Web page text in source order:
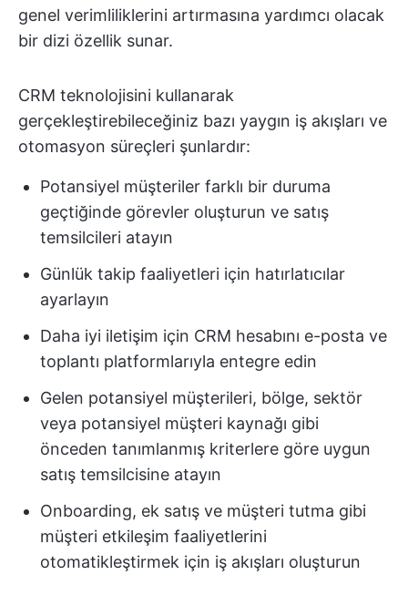
genel verimliliklerini artırmasına yardımcı olacak
bir dizi özellik sunar.
CRM teknolojisini kullanarak
gerçekleştirebileceğiniz bazı yaygın iş akışları ve
otomasyon süreçleri şunlardır:
Potansiyel müşteriler farklı bir duruma
geçtiğinde görevler oluşturun ve satış
temsilcileri atayın
Günlük takip faaliyetleri için hatırlatıcılar
ayarlayın
Daha iyi iletişim için CRM hesabını e-posta ve
toplantı platformlarıyla entegre edin
Gelen potansiyel müşterileri, bölge, sektör
veya potansiyel müşteri kaynağı gibi
önceden tanımlanmış kriterlere göre uygun
satış temsilcisine atayın
Onboarding, ek satış ve müşteri tutma gibi
müşteri etkileşim faaliyetlerini
otomatikleştirmek için iş akışları oluşturun